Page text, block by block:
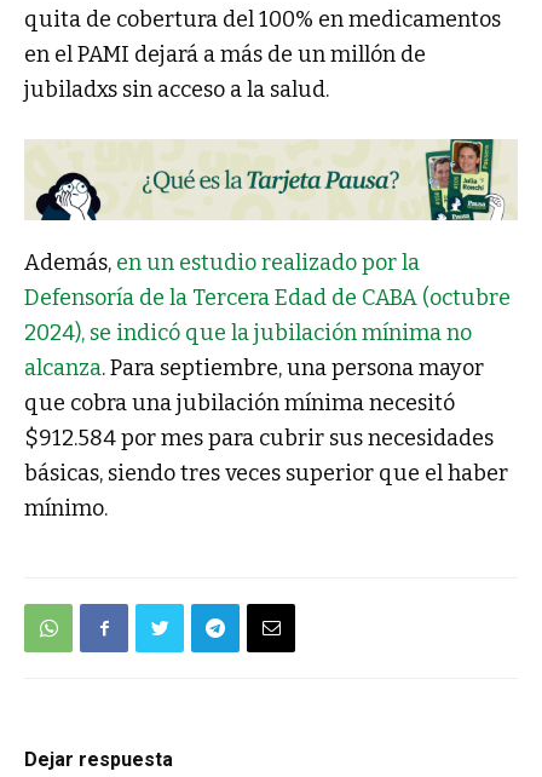
quita de cobertura del 100% en medicamentos
en el PAMI dejará a más de un millón de
jubiladxs sin acceso a la salud.
Además, en un estudio realizado por la
Defensoría de la Tercera Edad de CABA (octubre
2024), se indicó que la jubilación mínima no
alcanza. Para septiembre, una persona mayor
que cobra una jubilación mínima necesitó
$912.584 por mes para cubrir sus necesidades
básicas, siendo tres veces superior que el haber
mínimo.
Dejar respuesta